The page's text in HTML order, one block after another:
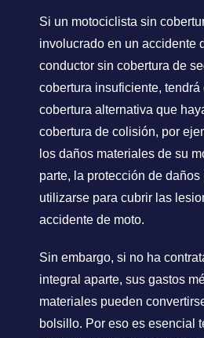
Si un motociclista sin
involucrado en un accidente
conductor sin cobertura de
cobertura insuficiente, tendrá
cobertura alternativa que
cobertura de colisión, por
los daños materiales de su
parte, la protección de
utilizarse para cubrir las
accidente de moto.
Sin embargo, si no ha
integral aparte, sus gastos
materiales pueden
bolsillo. Por eso es esencial